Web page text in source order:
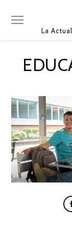
La